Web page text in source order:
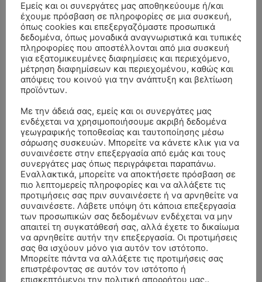
ΣΥΛΛΥΠΗΤΗΡΙΑ ΜΗΝΥΜΑΤΑ
Αλέξανδρος ΣέρβοςεπίΚΗΔΕΙΑ – ΣΑΒΒΑΤΟ 25/7/2026 –
ΧΑΡΑΛΑΜΠΟΣ ΚΑΥΚΙΑΣ ΕΤΩΝ 57
ΧΡΙΣΤΙΝΑεπίΚΗΔΕΙΑ – ΤΡΙΤΗ 4/8/2026 – ΧΡΗΣΤΟΣ Α. ΠΑΛΙΟΥΡΑΣ
ΕΤΩΝ 58
Θεόδωρος Νάκοςεπί ΚΗΔΕΙΑ – ΔΕΥΤΕΡΑ 3/8/2026 – ΔΗΜΗΤΡΙΟΣ Σ.
ΤΣΙΛΙΚΗΣ ΕΤΩΝ 79
Εμείς και οι συνεργάτες μας αποθηκεύουμε ή/και
έχουμε πρόσβαση σε πληροφορίες σε μια συσκευή,
όπως cookies και επεξεργαζόμαστε προσωπικά
δεδομένα, όπως μοναδικά αναγνωριστικά και τυπικές
πληροφορίες που αποστέλλονται από μια συσκευή
για εξατομικευμένες διαφημίσεις και περιεχόμενο,
μέτρηση διαφημίσεων και περιεχομένου, καθώς και
απόψεις του κοινού για την ανάπτυξη και βελτίωση
προϊόντων.
Με την άδειά σας, εμείς και οι συνεργάτες μας
ενδέχεται να χρησιμοποιήσουμε ακριβή δεδομένα
γεωγραφικής τοποθεσίας και ταυτοποίησης μέσω
σάρωσης συσκευών. Μπορείτε να κάνετε κλικ για να
συναινέσετε στην επεξεργασία από εμάς και τους
συνεργάτες μας όπως περιγράφεται παραπάνω.
Εναλλακτικά, μπορείτε να αποκτήσετε πρόσβαση σε
πιο λεπτομερείς πληροφορίες και να αλλάξετε τις
προτιμήσεις σας πριν συναινέσετε ή να αρνηθείτε να
συναινέσετε. Λάβετε υπόψη ότι κάποια επεξεργασία
των προσωπικών σας δεδομένων ενδέχεται να μην
απαιτεί τη συγκατάθεσή σας, αλλά έχετε το δικαίωμα
να αρνηθείτε αυτήν την επεξεργασία. Οι προτιμήσεις
σας θα ισχύουν μόνο για αυτόν τον ιστότοπο.
Μπορείτε πάντα να αλλάξετε τις προτιμήσεις σας
επιστρέφοντας σε αυτόν τον ιστότοπο ή
επισκεπτόμενοι την πολιτική απορρήτου μας..